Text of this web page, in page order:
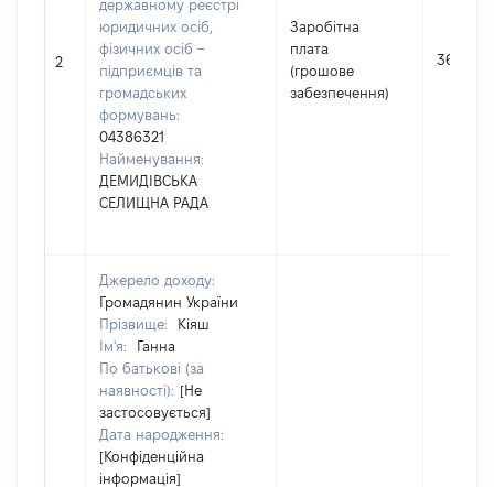
2
державному реєстрі
юридичних осіб,
фізичних осіб –
підприємців та
громадських
формувань:
04386321
Найменування:
ДЕМИДІВСЬКА
СЕЛИЩНА РАДА
Заробітна
плата
(грошове
забезпечення)
36034
Джерело доходу:
Громадянин України
Прізвище:
Кіяш
Ім'я:
Ганна
По батькові (за
наявності): [Не
застосовується]
Дата народження:
[Конфіденційна
інформація]